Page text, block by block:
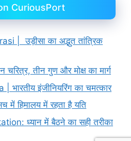
CuriousPort
| उड़ीसा का अद्भुत तांत्रिक
तीन गुण और मोक्ष का मार्ग
इंजीनियरिंग का चमत्कार
हिमालय में रहता है यति
ध्यान में बैठने का सही तरीका